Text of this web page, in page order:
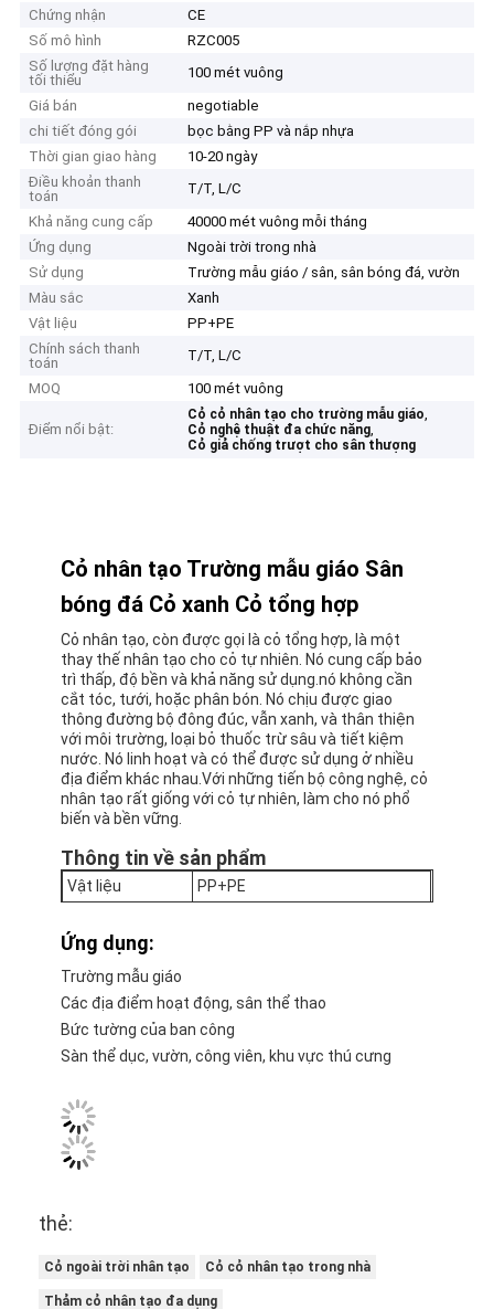
Chứng nhận
CE
Số mô hình
RZC005
Số lượng đặt hàng
tối thiểu
100 mét vuông
Giá bán
negotiable
chi tiết đóng gói
bọc bằng PP và nắp nhựa
Thời gian giao hàng
10-20 ngày
Điều khoản thanh
toán
T/T, L/C
Khả năng cung cấp
40000 mét vuông mỗi tháng
Ứng dụng
Ngoài trời trong nhà
Sử dụng
Trường mẫu giáo / sân, sân bóng đá, vườn
Màu sắc
Xanh
Vật liệu
PP+PE
Chính sách thanh
toán
T/T, L/C
MOQ
100 mét vuông
Điểm nổi bật:
Cỏ cỏ nhân tạo cho trường mẫu giáo,
Cỏ nghệ thuật đa chức năng,
Cỏ giả chống trượt cho sân thượng
Cỏ nhân tạo Trường mẫu giáo Sân
bóng đá Cỏ xanh Cỏ tổng hợp
Cỏ nhân tạo, còn được gọi là cỏ tổng hợp, là một
thay thế nhân tạo cho cỏ tự nhiên. Nó cung cấp bảo
trì thấp, độ bền và khả năng sử dụng.nó không cần
cắt tóc, tưới, hoặc phân bón. Nó chịu được giao
thông đường bộ đông đúc, vẫn xanh, và thân thiện
với môi trường, loại bỏ thuốc trừ sâu và tiết kiệm
nước. Nó linh hoạt và có thể được sử dụng ở nhiều
địa điểm khác nhau.Với những tiến bộ công nghệ, cỏ
nhân tạo rất giống với cỏ tự nhiên, làm cho nó phổ
biến và bền vững.
Thông tin về sản phẩm
Vật liệu PP+PE
Tính năng
Chiều cao
Điều khoản giao
hàng
EXW, FOB, CIF, Door to door
Phương thức
thanh toán
Giao hàng
Ứng dụng:
Trường mẫu giáo
Các địa điểm hoạt động, sân thể thao
Bức tường của ban công
Sàn thể dục, vườn, công viên, khu vực thú cưng
thẻ:
Cỏ ngoài trời nhân tạo Cỏ cỏ nhân tạo trong nhà
Thảm cỏ nhân tạo đa dụng